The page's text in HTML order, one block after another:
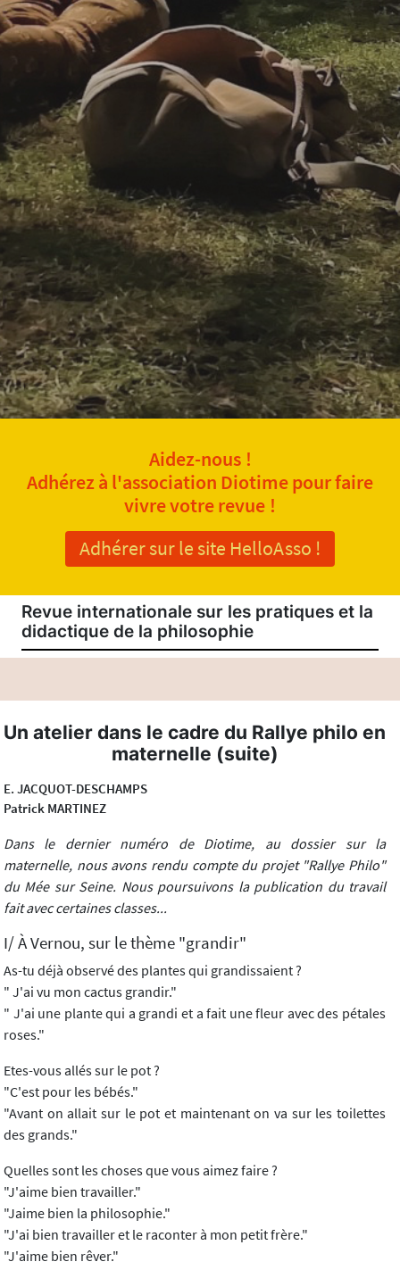
Aidez-nous !
Adhérez à l'association Diotime pour faire
vivre votre revue !
Adhérer sur le site HelloAsso !
Revue internationale sur les pratiques et la
didactique de la philosophie
Un atelier dans le cadre du Rallye philo en
maternelle (suite)
E. JACQUOT-DESCHAMPS
Patrick MARTINEZ
Dans le dernier numéro de Diotime, au dossier sur la
maternelle, nous avons rendu compte du projet "Rallye Philo"
du Mée sur Seine. Nous poursuivons la publication du travail
fait avec certaines classes...
I/ À Vernou, sur le thème "grandir"
As-tu déjà observé des plantes qui grandissaient ?
" J'ai vu mon cactus grandir."
" J'ai une plante qui a grandi et a fait une fleur avec des pétales
roses."
Etes-vous allés sur le pot ?
"C'est pour les bébés."
"Avant on allait sur le pot et maintenant on va sur les toilettes
des grands."
Quelles sont les choses que vous aimez faire ?
"J'aime bien travailler."
"Jaime bien la philosophie."
"J'ai bien travailler et le raconter à mon petit frère."
"J'aime bien rêver."